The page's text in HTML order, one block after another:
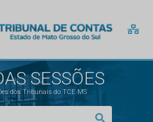
SESSÕES
dos Tribunais do TCE MS